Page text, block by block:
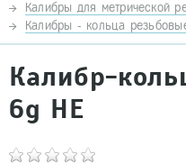
Калибры для метрической
Калибры - кольца
Калибр-
6g НЕ